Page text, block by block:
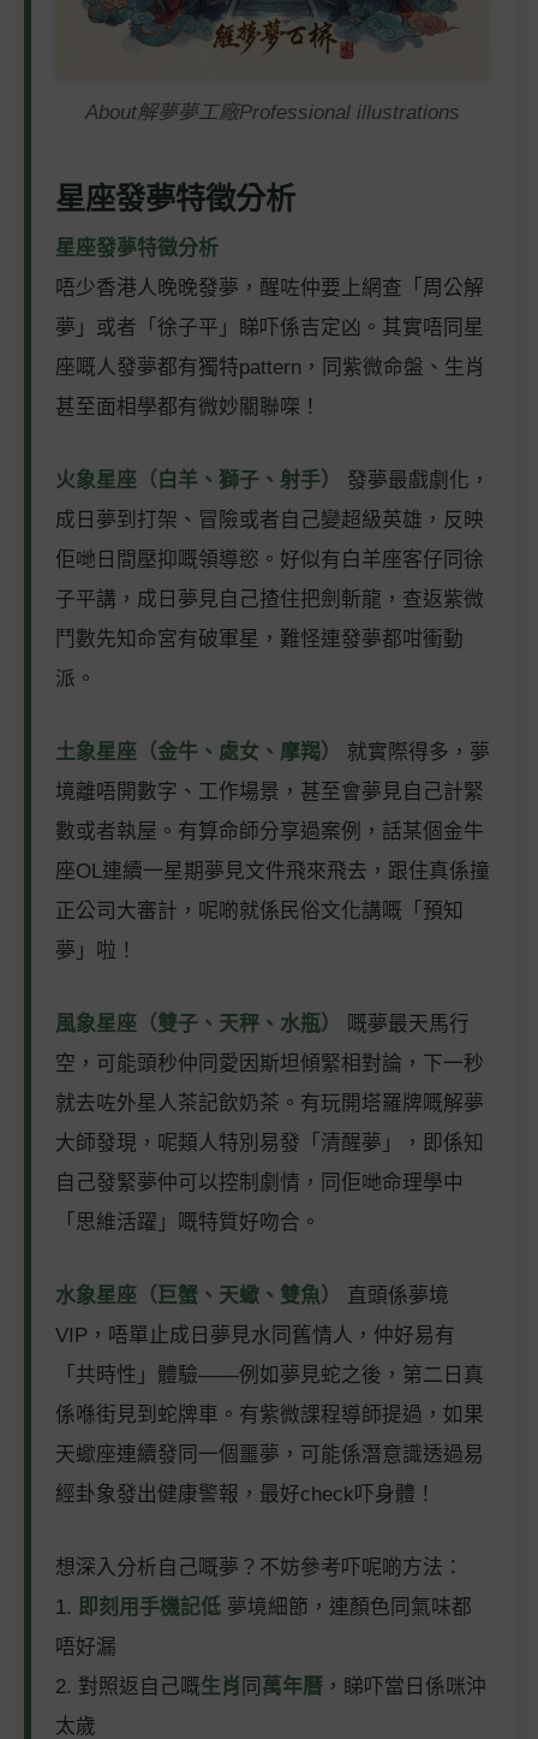
About解夢夢工廠Professional illustrations
星座發夢特徵分析
星座發夢特徵分析
唔少香港人晚晚發夢，醒咗仲要上網查「周公解
夢」或者「徐子平」睇吓係吉定凶。其實唔同星
座嘅人發夢都有獨特pattern，同紫微命盤、生肖
甚至面相學都有微妙關聯㗎！
火象星座（白羊、獅子、射手）
發夢最戲劇化，
成日夢到打架、冒險或者自己變超級英雄，反映
佢哋日間壓抑嘅領導慾。好似有白羊座客仔同徐
子平講，成日夢見自己揸住把劍斬龍，查返紫微
鬥數先知命宮有破軍星，難怪連發夢都咁衝動
派。
土象星座（金牛、處女、摩羯）
就實際得多，夢
境離唔開數字、工作場景，甚至會夢見自己計緊
數或者執屋。有算命師分享過案例，話某個金牛
座OL連續一星期夢見文件飛來飛去，跟住真係撞
正公司大審計，呢啲就係民俗文化講嘅「預知
夢」啦！
風象星座（雙子、天秤、水瓶）
嘅夢最天馬行
空，可能頭秒仲同愛因斯坦傾緊相對論，下一秒
就去咗外星人茶記飲奶茶。有玩開塔羅牌嘅解夢
大師發現，呢類人特別易發「清醒夢」，即係知
自己發緊夢仲可以控制劇情，同佢哋命理學中
「思維活躍」嘅特質好吻合。
水象星座（巨蟹、天蠍、雙魚）
直頭係夢境
VIP，唔單止成日夢見水同舊情人，仲好易有
「共時性」體驗——例如夢見蛇之後，第二日真
係喺街見到蛇牌車。有紫微課程導師提過，如果
天蠍座連續發同一個噩夢，可能係潛意識透過易
經卦象發出健康警報，最好check吓身體！
想深入分析自己嘅夢？不妨參考吓呢啲方法：
1. 即刻用手機記低 夢境細節，連顏色同氣味都
唔好漏
2. 對照返自己嘅生肖 同 萬年曆 ，睇吓當日係咪沖
太歲